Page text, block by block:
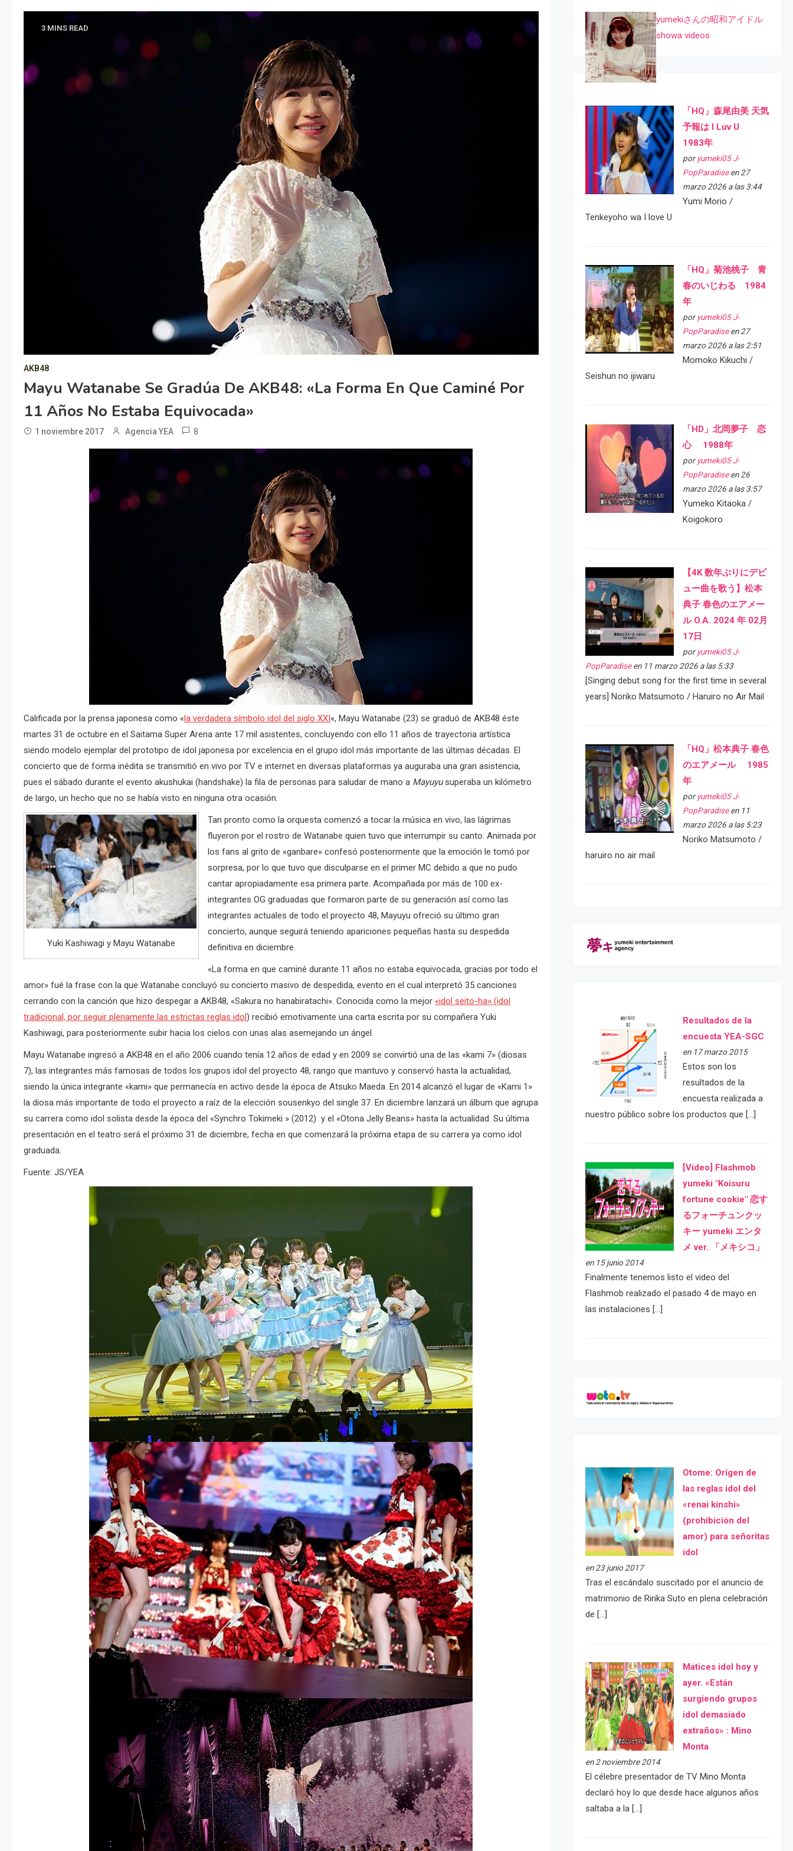
3 MINS READ
AKB48
Mayu Watanabe Se Gradúa De AKB48: «la Forma En Que Caminé Por
11 Años No Estaba Equivocada»
1 noviembre 2017 Agencia YEA 8
Calificada por la prensa japonesa como «la verdadera símbolo idol del siglo XXI«, Mayu Watanabe (23) se graduó de AKB48 éste
martes 31 de octubre en el Saitama Super Arena ante 17 mil asistentes, concluyendo con ello 11 años de trayectoria artística
siendo modelo ejemplar del prototipo de idol japonesa por excelencia en el grupo idol más importante de las últimas décadas. El
concierto que de forma inédita se transmitió en vivo por TV e internet en diversas plataformas ya auguraba una gran asistencia,
pues el sábado durante el evento akushukai (handshake) la fila de personas para saludar de mano a Mayuyusuperaba un kilómetro
de largo, un hecho que no se había visto en ninguna otra ocasión.
Yuki Kashiwagi y Mayu Watanabe
Tan pronto como la orquesta comenzó a tocar la música en vivo, las lágrimas
fluyeron por el rostro de Watanabe quien tuvo que interrumpir su canto. Animada por
los fans al grito de «ganbare» confesó posteriormente que la emoción le tomó por
sorpresa, por lo que tuvo que disculparse en el primer MC debido a que no pudo
cantar apropiadamente esa primera parte. Acompañada por más de 100 ex-
integrantes OG graduadas que formaron parte de su generación así como las
integrantes actuales de todo el proyecto 48, Mayuyu ofreció su último gran
concierto, aunque seguirá teniendo apariciones pequeñas hasta su despedida
definitiva en diciembre.
«La forma en que caminé durante 11 años no estaba equivocada, gracias por todo el
amor» fué la frase con la que Watanabe concluyó su concierto masivo de despedida, evento en el cual interpretó 35 canciones
cerrando con la canción que hizo despegar a AKB48, «Sakura no hanabiratachi». Conocida como la mejor «idol seito-ha» (idol
tradicional, por seguir plenamente las estrictas reglas idol) recibió emotivamente una carta escrita por su compañera Yuki
Kashiwagi, para posteriormente subir hacia los cielos con unas alas asemejando un ángel.
Mayu Watanabe ingresó a AKB48 en el año 2006 cuando tenía 12 años de edad y en 2009 se convirtió una de las «kami 7» (diosas
7), las integrantes más famosas de todos los grupos idol del proyecto 48, rango que mantuvo y conservó hasta la actualidad,
siendo la única integrante «kami» que permanecía en activo desde la época de Atsuko Maeda. En 2014 alcanzó el lugar de «Kami 1»
la diosa más importante de todo el proyecto a raíz de la elección sousenkyo del single 37. En diciembre lanzará un álbum que agrupa
su carrera como idol solista desde la época del «Synchro Tokimeki » (2012) y el «Otona Jelly Beans» hasta la actualidad. Su última
presentación en el teatro será el próximo 31 de diciembre, fecha en que comenzará la próxima etapa de su carrera ya como idol
graduada.
Fuente: JS/YEA
yumekiさんの昭和アイドル
showa videos
「HQ」森尾由美 天気
予報は I Luv U
1983年
por yumeki05 J-
PopParadiseen 27
marzo 2026 a las 3:44
Yumi Morio /
Tenkeyoho wa I love U
「HQ」菊池桃子 青
春のいじわる 1984
年
por yumeki05 J-
PopParadiseen 27
marzo 2026 a las 2:51
Momoko Kikuchi /
Seishun no ijiwaru
「HD」北岡夢子 恋
心 1988年
por yumeki05 J-
PopParadiseen 26
marzo 2026 a las 3:57
Yumeko Kitaoka /
Koigokoro
【4K 数年ぶりにデビ
ュー曲を歌う】松本
典子 春色のエアメー
ル O.A. 2024 年 02月
17日
por yumeki05 J-
PopParadiseen 11 marzo 2026 a las 5:33
[Singing debut song for the first time in several
years] Noriko Matsumoto / Haruiro no Air Mail
「HQ」松本典子 春色
のエアメール 1985
年
por yumeki05 J-
PopParadiseen 11
marzo 2026 a las 5:23
Noriko Matsumoto /
haruiro no air mail
Resultados de la
encuesta YEA-SGC
en 17 marzo 2015
Estos son los
resultados de la
encuesta realizada a
nuestro público sobre los productos que […]
[Video] Flashmob
yumeki "Koisuru
fortune cookie" 恋す
るフォーチュンクッ
キー yumeki エンタ
メ ver. 「メキシコ」
en 15 junio 2014
Finalmente tenemos listo el video del
Flashmob realizado el pasado 4 de mayo en
las instalaciones […]
Otome: Orígen de
las reglas idol del
«renai kinshi»
(prohibición del
amor) para señoritas
idol
en 23 junio 2017
Tras el escándalo suscitado por el anuncio de
matrimonio de Ririka Suto en plena celebración
de […]
Matices idol hoy y
ayer. «Están
surgiendo grupos
idol demasiado
extraños» : Mino
Monta
en 2 noviembre 2014
El célebre presentador de TV Mino Monta
declaró hoy lo que desde hace algunos años
saltaba a la […]